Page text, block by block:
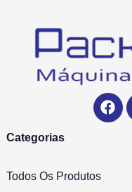
Categorias
Todos Os Produtos